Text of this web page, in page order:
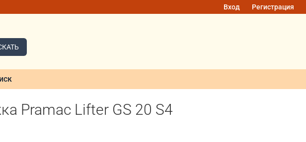
Вход Регистрация
Pramac Lifter GS 20 S4